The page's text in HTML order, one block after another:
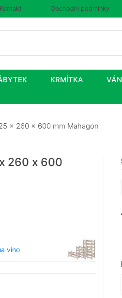
Kontakt Obchodní podmínky
KRMÍTKA
x 260 x 600 mm Mahagon
260 x 600
víno